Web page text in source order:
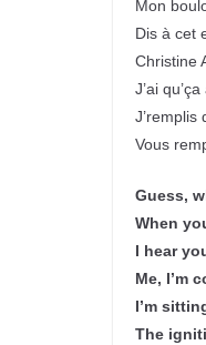
Mon
Dis à cet
Christine
J’ai
J’remplis
Vous
Guess,
When
I hear
Me, I’m
I’m
The